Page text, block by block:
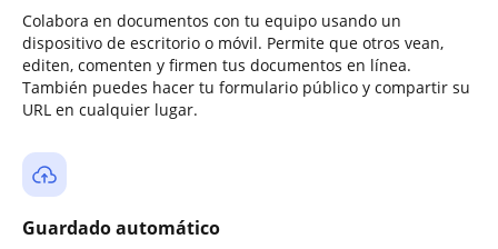
Colabora en documentos con tu equipo usando un
dispositivo de escritorio o móvil. Permite que otros vean,
editen, comenten y firmen tus documentos en línea.
También puedes hacer tu formulario público y compartir su
URL en cualquier lugar.
Guardado automático